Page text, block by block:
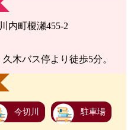
内町榎瀬455-2
木バス停より徒歩5分。
今切川 駐車場